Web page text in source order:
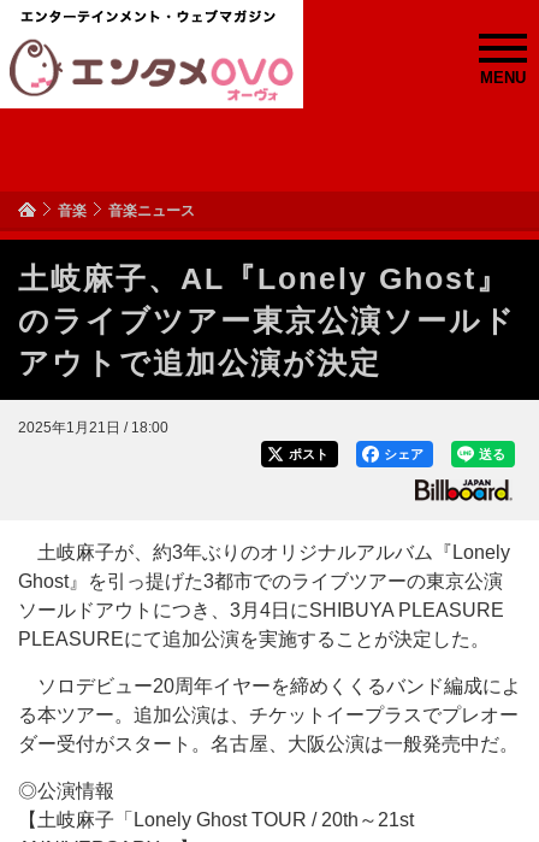
MENU
音楽 音楽ニュース
土岐麻子、AL『Lonely Ghost』
のライブツアー東京公演ソールド
アウトで追加公演が決定
2025年1月21日 / 18:00
送る
シェア
ポスト
土岐麻子が、約3年ぶりのオリジナルアルバム『Lonely
Ghost』を引っ提げた3都市でのライブツアーの東京公演
ソールドアウトにつき、3月4日にSHIBUYA PLEASURE
PLEASUREにて追加公演を実施することが決定した。
ソロデビュー20周年イヤーを締めくくるバンド編成によ
る本ツアー。追加公演は、チケットイープラスでプレオー
ダー受付がスタート。名古屋、大阪公演は一般発売中だ。
◎公演情報
【土岐麻子「Lonely Ghost TOUR / 20th～21st